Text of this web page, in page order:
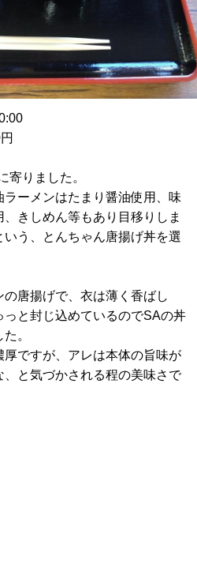
寄りました。
ーメンはたまり醤油使用、味
きしめん等もあり目移りしま
いう、とんちゃん唐揚げ丼を選
唐揚げで、衣は薄く香ばし
っと封じ込めているのでSAの丼
。
ですが、アレは本体の旨味が
と気づかされる程の美味さで